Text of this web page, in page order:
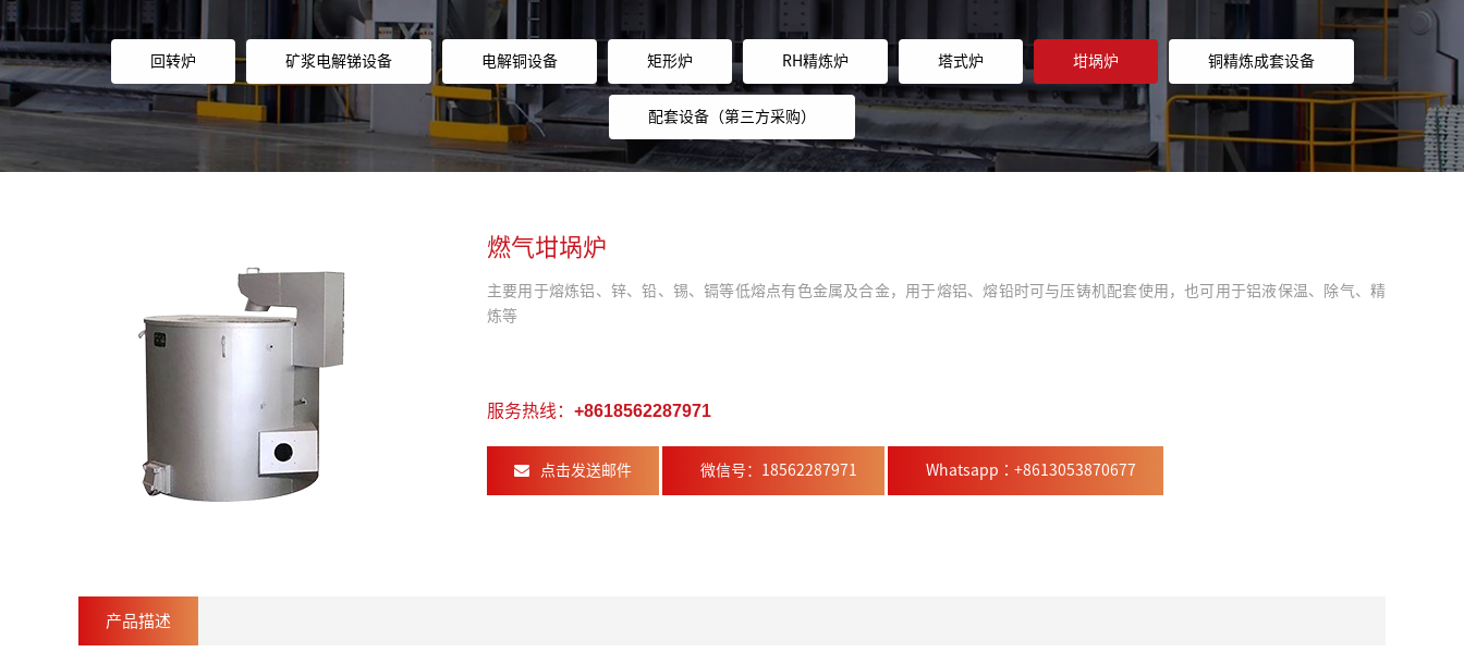
回转炉 矿浆电解锑设备 电解铜设备 矩形炉 RH精炼炉 塔式炉 坩埚炉 铜精炼成套设备
配套设备（第三方采购）
燃气坩埚炉
主要用于熔炼铝、锌、铅、锡、镉等低熔点有色金属及合金，用于熔铝、熔铅时可与压铸机配套使用，也可用于铝液保温、除气、精
炼等
服务热线： +8618562287971
点击发送邮件 微信号：18562287971 Whatsapp：+8613053870677
产品描述